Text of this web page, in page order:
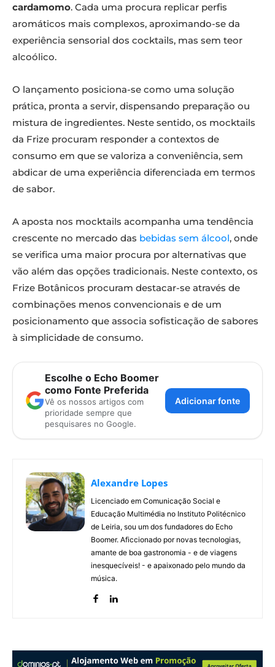
cardamomo. Cada uma procura replicar perfis
aromáticos mais complexos, aproximando-se da
experiência sensorial dos cocktails, mas sem teor
alcoólico.
O lançamento posiciona-se como uma solução
prática, pronta a servir, dispensando preparação ou
mistura de ingredientes. Neste sentido, os mocktails
da Frize procuram responder a contextos de
consumo em que se valoriza a conveniência, sem
abdicar de uma experiência diferenciada em termos
de sabor.
A aposta nos mocktails acompanha uma tendência
crescente no mercado das bebidas sem álcool, onde
se verifica uma maior procura por alternativas que
vão além das opções tradicionais. Neste contexto, os
Frize Botânicos procuram destacar-se através de
combinações menos convencionais e de um
posicionamento que associa sofisticação de sabores
à simplicidade de consumo.
Escolhe o Echo Boomer
como Fonte Preferida
Vê os nossos artigos com
prioridade sempre que
pesquisares no Google.
Adicionar fonte
Alexandre Lopes
Licenciado em Comunicação Social e
Educação Multimédia no Instituto Politécnico
de Leiria, sou um dos fundadores do Echo
Boomer. Aficcionado por novas tecnologias,
amante de boa gastronomia - e de viagens
inesquecíveis! - e apaixonado pelo mundo da
música.